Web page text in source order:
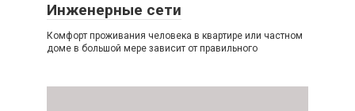
Инженерные сети
Комфорт проживания человека в квартире или частном
доме в большой мере зависит от правильного